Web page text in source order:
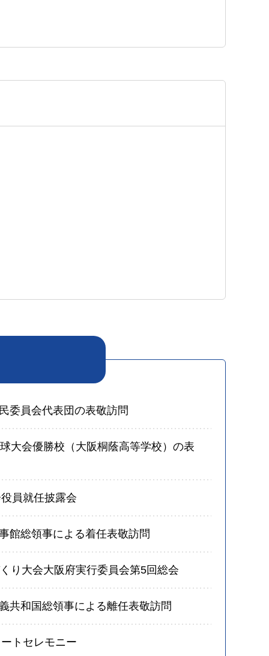
委員会代表団の表敬訪問
大会優勝校（大阪桐蔭高等学校）の表
員就任披露会
館総領事による着任表敬訪問
り大会大阪府実行委員会第5回総会
共和国総領事による離任表敬訪問
トセレモニー